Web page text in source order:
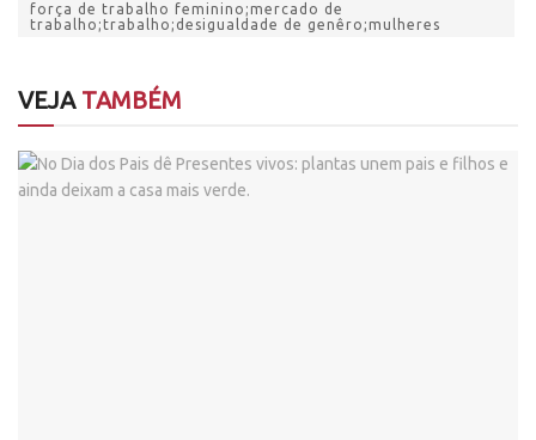
força de trabalho feminino;mercado de
trabalho;trabalho;desigualdade de genêro;mulheres
VEJATAMBÉM